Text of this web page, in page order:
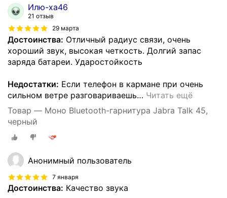
Илю-ха46
21 отзыв
29 марта
Достоинства: Отличный радиус связи, очень
хороший звук, высокая четкость. Долгий запас
заряда батареи. Ударостойкость
Недостатки: Если телефон в кармане при очень
сильном ветре разговариваешь… Читать ещё
Товар — Моно Bluetooth-гарнитура Jabra Talk 45,
черный
Анонимный пользователь
7 января
Достоинства: Качество звука